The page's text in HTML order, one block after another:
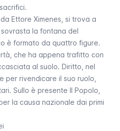
Ettore Ximenes, si trova a
la fontana del
è formato da quattro figure.
che ha appena trafitto con
al suolo. Diritto, nel
per rivendicare il suo ruolo,
Sullo è presente Il Popolo
la causa nazionale dai primi